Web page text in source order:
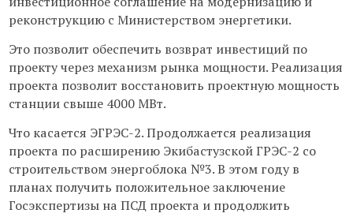
реконструкцию с Министерством энергетики.
Это позволит обеспечить возврат инвестиций по
проекту через механизм рынка мощности. Реализация
проекта позволит восстановить проектную мощность
станции свыше 4000 МВт.
Что касается ЭГРЭС-2. Продолжается реализация
проекта по расширению Экибастузской ГРЭС-2 со
строительством энергоблока №3. В этом году в
планах получить положительное заключение
Госэкспертизы на ПСД проекта и продолжить